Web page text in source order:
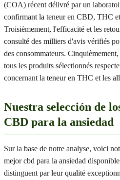
(COA) récent délivré par un
confirmant la teneur en CBD, THC
Troisièmement, l'efficacité et les
consulté des milliers d'avis vérifiés
des consommateurs.
tous les produits sélectionnés
concernant la teneur en THC et les
Nuestra selección de
CBD para la ansiedad
Sur la base de notre analyse, voici
mejor cbd para la ansiedad
distinguent par leur qualité